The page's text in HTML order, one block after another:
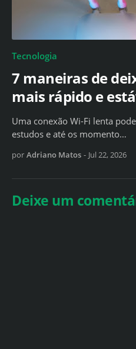
Tecnologia
7 maneiras de
mais rápido e
Uma conexão Wi-Fi lenta
estudos e até os momento…
por Adriano Matos - Jul 22, 2026
Deixe um